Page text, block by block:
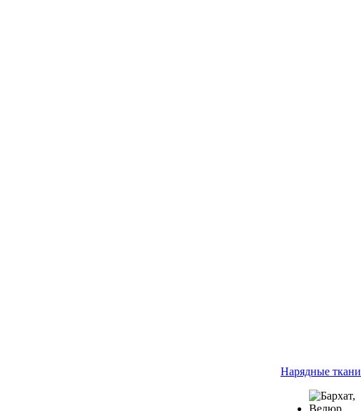
Нарядные ткани